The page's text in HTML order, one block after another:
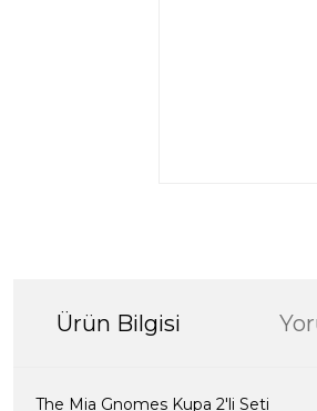
Ürün Bilgisi
The Mia Gnomes Kupa 2'li Seti